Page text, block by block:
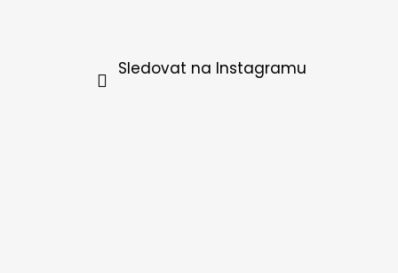
Sledovat na Instagramu